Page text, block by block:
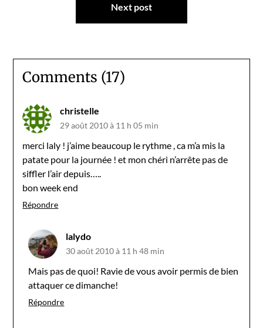
Next post
Comments (17)
christelle
29 août 2010 à 11 h 05 min
merci laly ! j’aime beaucoup le rythme , ca m’a mis la
patate pour la journée ! et mon chéri n’arrête pas de
siffler l’air depuis…..
bon week end
Répondre
lalydo
30 août 2010 à 11 h 48 min
Mais pas de quoi! Ravie de vous avoir permis de bien
attaquer ce dimanche!
Répondre